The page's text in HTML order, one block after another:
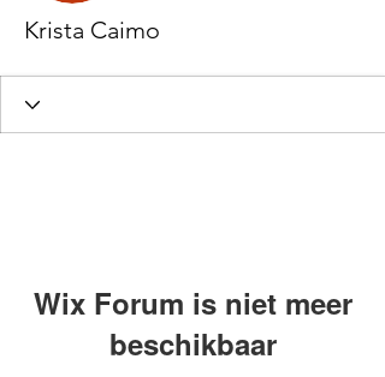
Krista Caimo
Wix Forum is niet meer
beschikbaar